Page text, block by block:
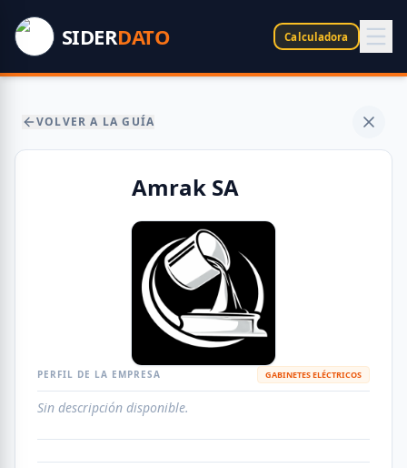
SIDERDATO Calculadora
VOLVER A LA GUÍA
Amrak SA
PERFIL DE LA EMPRESA GABINETES ELÉCTRICOS
Sin descripción disponible.